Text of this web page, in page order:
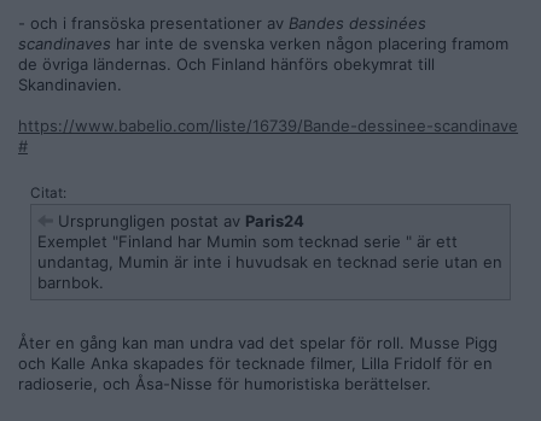
- och i fransöska presentationer av Bandes dessinées
scandinaves har inte de svenska verken någon placering framom
de övriga ländernas. Och Finland hänförs obekymrat till
Skandinavien.
https://www.babelio.com/liste/16739/Bande-dessinee-scandinave
#
Citat:
Ursprungligen postat av Paris24
Exemplet "Finland har Mumin som tecknad serie " är ett
undantag, Mumin är inte i huvudsak en tecknad serie utan en
barnbok.
Åter en gång kan man undra vad det spelar för roll. Musse Pigg
och Kalle Anka skapades för tecknade filmer, Lilla Fridolf för en
radioserie, och Åsa-Nisse för humoristiska berättelser.